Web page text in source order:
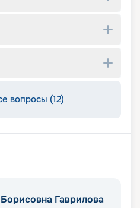
вопросы (12)
Гаврилова